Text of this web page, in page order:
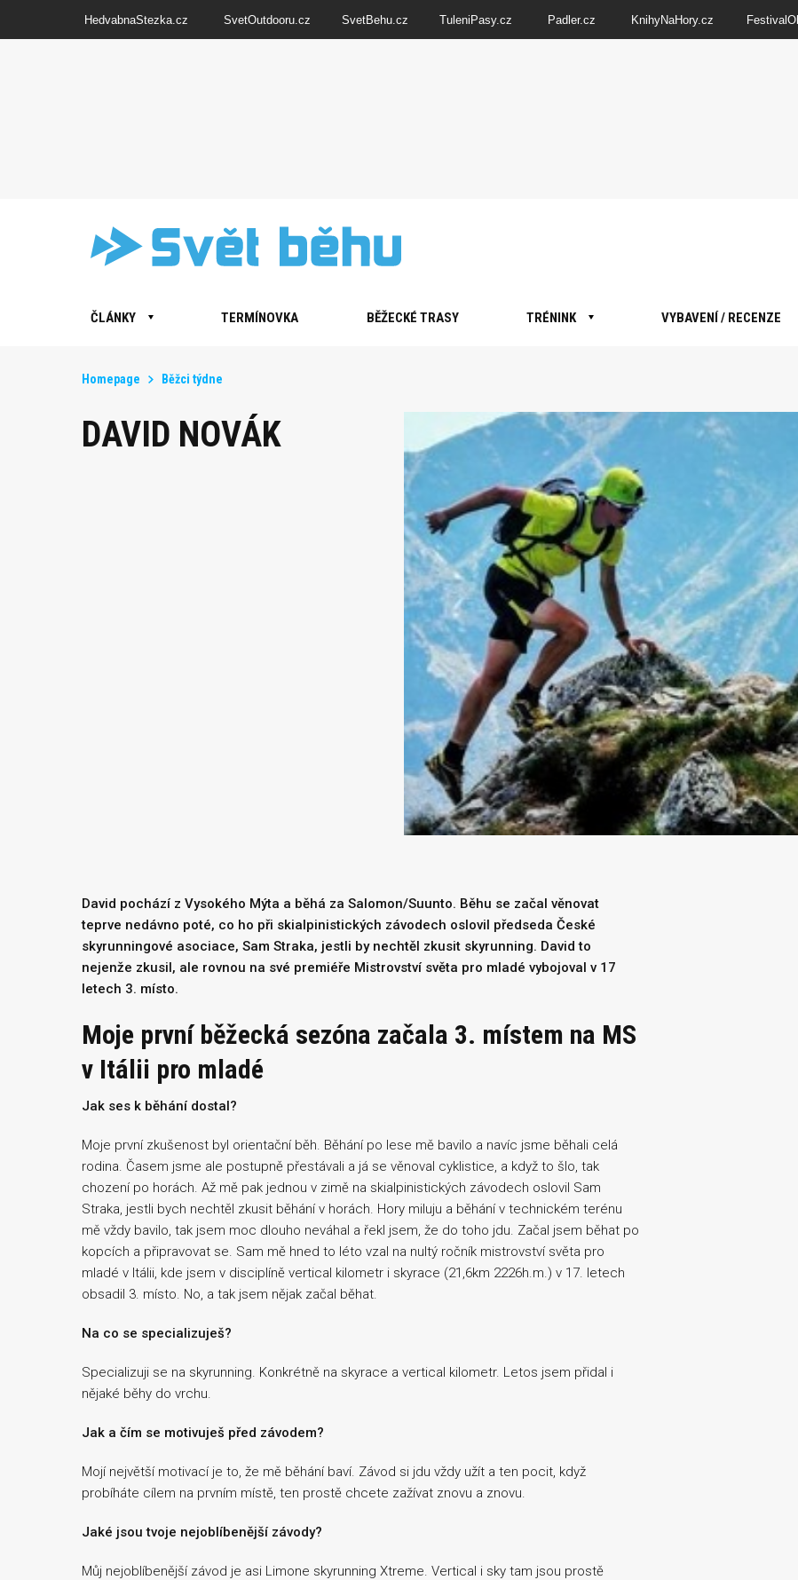
HedvabnaStezka.cz SvetOutdooru.cz SvetBehu.cz TuleniPasy.cz Padler.cz KnihyNaHory.cz
ČLÁNKY TERMÍNOVKA BĚŽECKÉ TRASY TRÉNINK VYBAVENÍ / RECENZE
Homepage Běžci týdne
DAVID NOVÁK
David pochází z Vysokého Mýta a běhá za Salomon/Suunto. Běhu se začal věnovat
teprve nedávno poté, co ho při skialpinistických závodech oslovil předseda České
skyrunningové asociace, Sam Straka, jestli by nechtěl zkusit skyrunning. David to
nejenže zkusil, ale rovnou na své premiéře Mistrovství světa pro mladé vybojoval v 17
letech 3. místo.
Moje první běžecká sezóna začala 3. místem na MS
v Itálii pro mladé
Jak ses k běhání dostal?
Moje první zkušenost byl orientační běh. Běhání po lese mě bavilo a navíc jsme běhali celá
rodina. Časem jsme ale postupně přestávali a já se věnoval cyklistice, a když to šlo, tak
chození po horách. Až mě pak jednou v zimě na skialpinistických závodech oslovil Sam
Straka, jestli bych nechtěl zkusit běhání v horách. Hory miluju a běhání v technickém terénu
mě vždy bavilo, tak jsem moc dlouho neváhal a řekl jsem, že do toho jdu. Začal jsem běhat po
kopcích a připravovat se. Sam mě hned to léto vzal na nultý ročník mistrovství světa pro
mladé v Itálii, kde jsem v disciplíně vertical kilometr i skyrace (21,6km 2226h.m.) v 17. letech
obsadil 3. místo. No, a tak jsem nějak začal běhat.
Na co se specializuješ?
Specializuji se na skyrunning. Konkrétně na skyrace a vertical kilometr. Letos jsem přidal i
nějaké běhy do vrchu.
Jak a čím se motivuješ před závodem?
Mojí největší motivací je to, že mě běhání baví. Závod si jdu vždy užít a ten pocit, když
probíháte cílem na prvním místě, ten prostě chcete zažívat znovu a znovu.
Jaké jsou tvoje nejoblíbenější závody?
Můj nejoblíbenější závod je asi Limone skyrunning Xtreme. Vertical i sky tam jsou prostě